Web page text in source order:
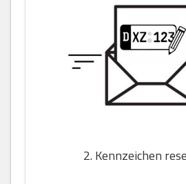
2. Kennzeichen